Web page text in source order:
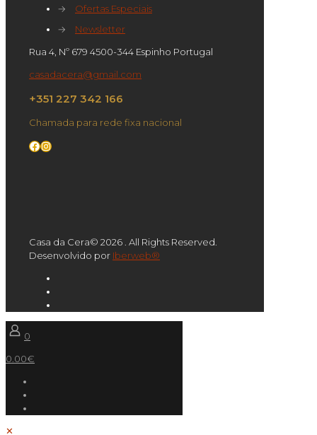
→
Ofertas Especiais
→
Newsletter
Rua 4, Nº 679 4500-344 Espinho Portugal
casadacera@gmail.com
+351 227 342 166
Chamada para rede fixa nacional
Facebook
Instagram
Casa da Cera© 2026 . All Rights Reserved.
Desenvolvido por Iberweb®
0
0.00€
✕